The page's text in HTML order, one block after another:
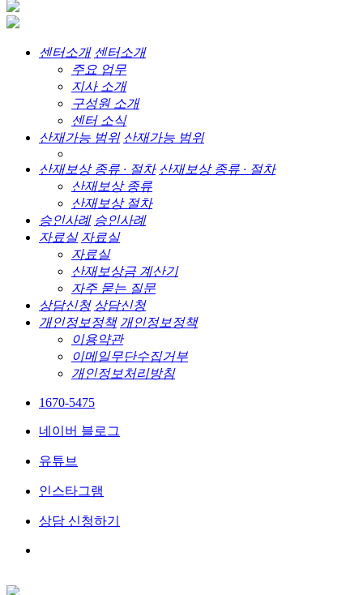
센터소개 센터소개
주요 업무
지사 소개
구성원 소개
센터 소식
산재가능 범위 산재가능 범위
산재보상 종류 · 절차 산재보상 종류 · 절차
산재보상 종류
산재보상 절차
승인사례 승인사례
자료실 자료실
자료실
산재보상금 계산기
자주 묻는 질문
상담신청 상담신청
개인정보정책 개인정보정책
이용약관
이메일무단수집거부
개인정보처리방침
1670-5475
네이버 블로그
유튜브
인스타그램
상담 신청하기